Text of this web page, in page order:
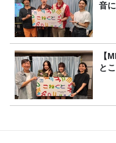
音
【
と